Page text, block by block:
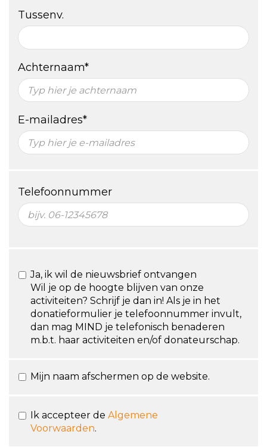
Tussenv.
Achternaam*
E-mailadres*
Telefoonnummer
Ja, ik wil de nieuwsbrief ontvangen
Wil je op de hoogte blijven van onze
activiteiten? Schrijf je dan in! Als je in het
donatieformulier je telefoonnummer invult,
dan mag MIND je telefonisch benaderen
m.b.t. haar activiteiten en/of donateurschap.
Mijn naam afschermen op de website.
Ik accepteer de Algemene
Voorwaarden.